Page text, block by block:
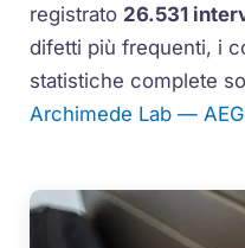
registrato 26.531
difetti più frequenti, i
statistiche complete
Archimede Lab — AEG